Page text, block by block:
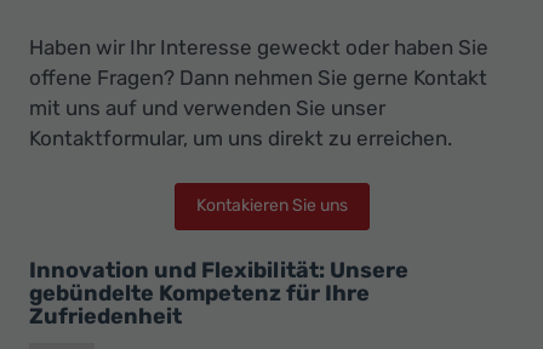
Haben wir Ihr Interesse geweckt oder haben Sie
offene Fragen? Dann nehmen Sie gerne Kontakt
mit uns auf und verwenden Sie unser
Kontaktformular, um uns direkt zu erreichen.
Kontakieren Sie uns
Innovation und Flexibilität: Unsere
gebündelte Kompetenz für Ihre
Zufriedenheit